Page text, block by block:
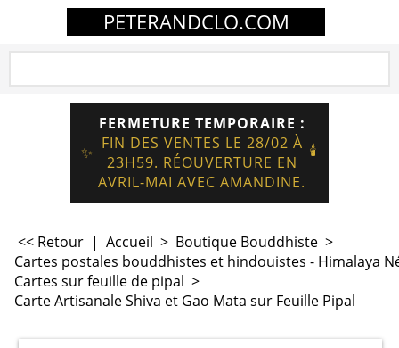
PETERANDCLO.COM
✨
FERMETURE TEMPORAIRE :
FIN DES VENTES LE 28/02 À
23H59. RÉOUVERTURE EN
AVRIL-MAI AVEC AMANDINE.
🕯️
<< Retour | Accueil > Boutique Bouddhiste >
Cartes postales bouddhistes et hindouistes - Himalaya
Cartes sur feuille de pipal >
Carte Artisanale Shiva et Gao Mata sur Feuille Pipal